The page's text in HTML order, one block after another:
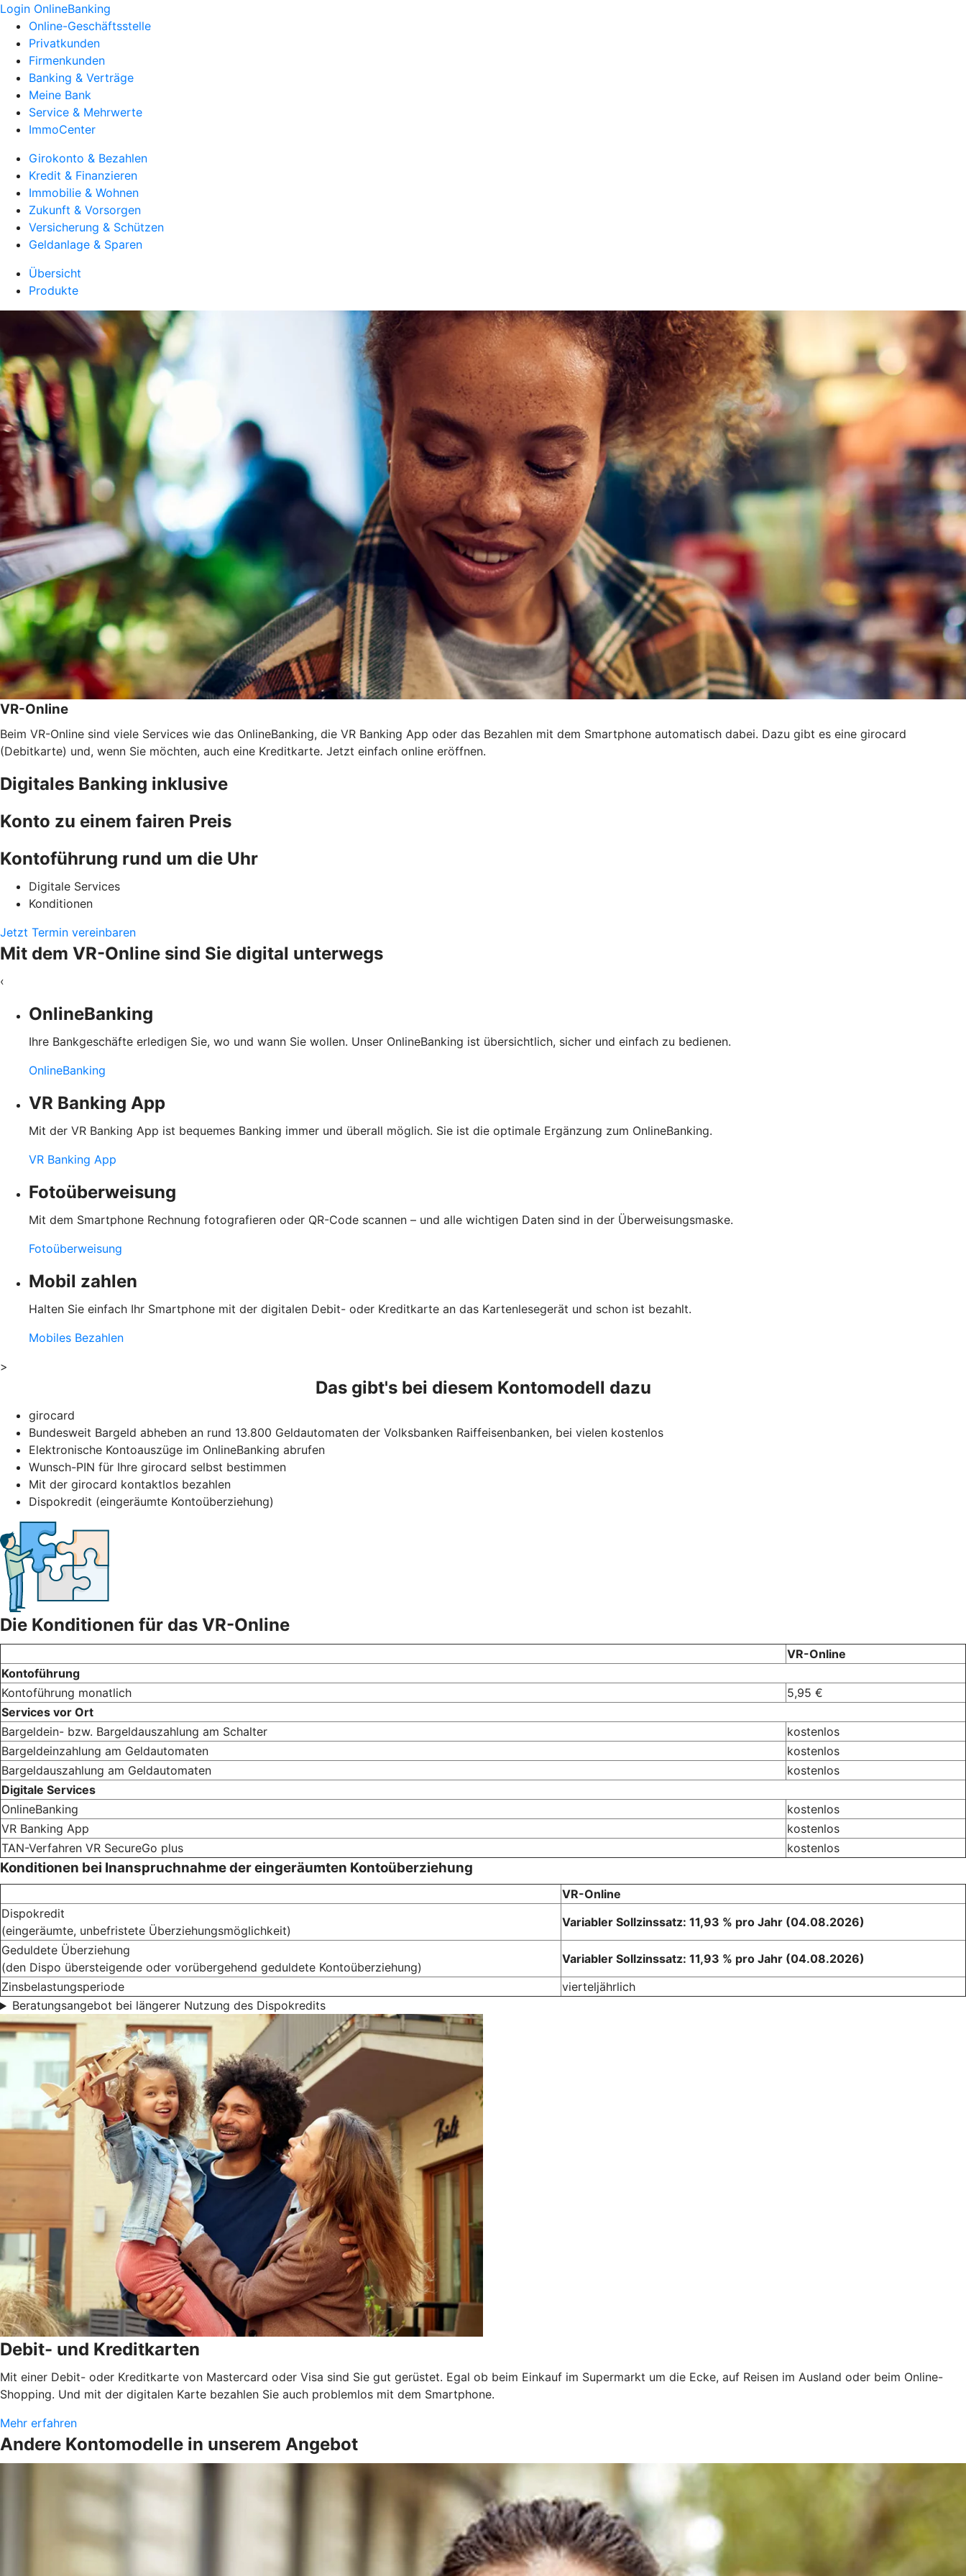
Login OnlineBanking
Online-Geschäftsstelle
Privatkunden
Firmenkunden
Banking & Verträge
Meine Bank
Service & Mehrwerte
ImmoCenter
Girokonto & Bezahlen
Kredit & Finanzieren
Immobilie & Wohnen
Zukunft & Vorsorgen
Versicherung & Schützen
Geldanlage & Sparen
Übersicht
Produkte
VR-Online
Beim VR-Online sind viele Services wie das OnlineBanking, die VR Banking App oder das Bezahlen mit dem Smartphone automatisch dabei. Dazu gibt es eine girocard
(Debitkarte) und, wenn Sie möchten, auch eine Kreditkarte. Jetzt einfach online eröffnen.
Digitales Banking inklusive
Konto zu einem fairen Preis
Kontoführung rund um die Uhr
Digitale Services
Konditionen
Jetzt Termin vereinbaren
Mit dem VR-Online sind Sie digital unterwegs
‹
OnlineBanking
Ihre Bankgeschäfte erledigen Sie, wo und wann Sie wollen. Unser OnlineBanking ist übersichtlich, sicher und einfach zu bedienen.
OnlineBanking
VR Banking App
Mit der VR Banking App ist bequemes Banking immer und überall möglich. Sie ist die optimale Ergänzung zum OnlineBanking.
VR Banking App
Fotoüberweisung
Mit dem Smartphone Rechnung fotografieren oder QR-Code scannen – und alle wichtigen Daten sind in der Überweisungsmaske.
Fotoüberweisung
Mobil zahlen
Halten Sie einfach Ihr Smartphone mit der digitalen Debit- oder Kreditkarte an das Kartenlesegerät und schon ist bezahlt.
Mobiles Bezahlen
>
Das gibt's bei diesem Kontomodell dazu
girocard
Bundesweit Bargeld abheben an rund 13.800 Geldautomaten der Volksbanken Raiffeisenbanken, bei vielen kostenlos
Elektronische Kontoauszüge im OnlineBanking abrufen
Wunsch-PIN für Ihre girocard selbst bestimmen
Mit der girocard kontaktlos bezahlen
Dispokredit (eingeräumte Kontoüberziehung)
Die Konditionen für das VR-Online
VR-Online
Kontoführung
Kontoführung monatlich
5,95 €
Services vor Ort
Bargeldein- bzw. Bargeldauszahlung am Schalter
kostenlos
Bargeldeinzahlung am Geldautomaten
kostenlos
Bargeldauszahlung am Geldautomaten
kostenlos
Digitale Services
OnlineBanking
kostenlos
VR Banking App
kostenlos
TAN-Verfahren VR SecureGo plus
kostenlos
Konditionen bei Inanspruchnahme der eingeräumten Kontoüberziehung
VR-Online
Dispokredit
(eingeräumte, unbefristete Überziehungsmöglichkeit)
Variabler Sollzinssatz: 11,93 % pro Jahr (04.08.2026)
Geduldete Überziehung
(den Dispo übersteigende oder vorübergehend geduldete Kontoüberziehung)
Variabler Sollzinssatz: 11,93 % pro Jahr (04.08.2026)
Zinsbelastungsperiode
vierteljährlich
Beratungsangebot bei längerer Nutzung des Dispokredits
Debit- und Kreditkarten
Mit einer Debit- oder Kreditkarte von Mastercard oder Visa sind Sie gut gerüstet. Egal ob beim Einkauf im Supermarkt um die Ecke, auf Reisen im Ausland oder beim Online-
Shopping. Und mit der digitalen Karte bezahlen Sie auch problemlos mit dem Smartphone.
Mehr erfahren
Andere Kontomodelle in unserem Angebot